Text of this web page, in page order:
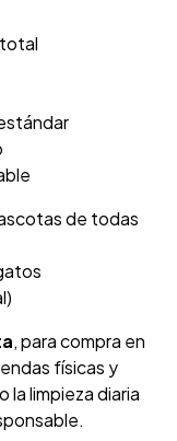
de todas
, para compra en
físicas y
la limpieza diaria